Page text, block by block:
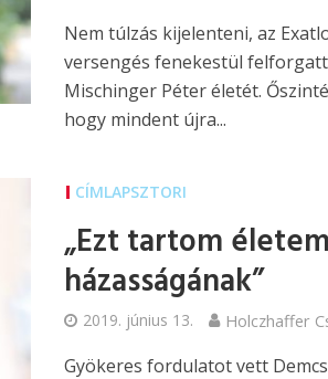
Nem túlzás kijelenteni, az
versengés fenekestül
Mischinger Péter életét.
hogy mindent újra...
CÍMLAPSZTORI
„Ezt tartom
házasságának”
2019. június 13. Holczhaffer
Gyökeres fordulatot vett